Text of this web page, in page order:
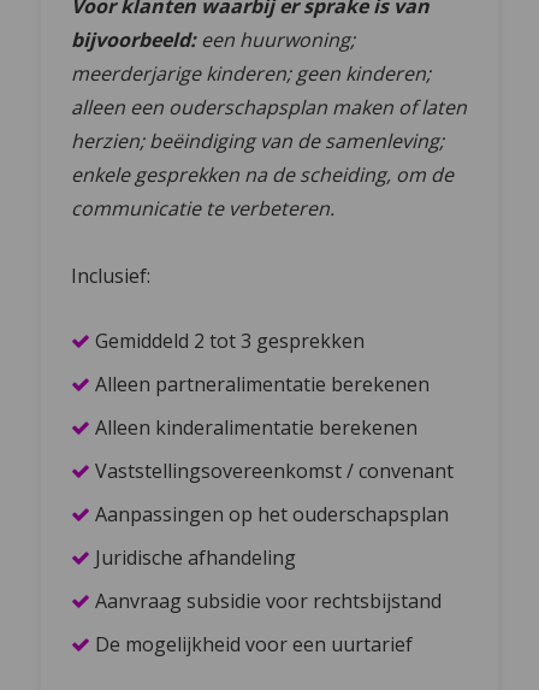
Voor klanten waarbij er sprake is van
bijvoorbeeld: een huurwoning;
meerderjarige kinderen; geen kinderen;
alleen een ouderschapsplan maken of laten
herzien; beëindiging van de samenleving;
enkele gesprekken na de scheiding, om de
communicatie te verbeteren.
Inclusief:
Gemiddeld 2 tot 3 gesprekken
Alleen partneralimentatie berekenen
Alleen kinderalimentatie berekenen
Vaststellingsovereenkomst / convenant
Aanpassingen op het ouderschapsplan
Juridische afhandeling
Aanvraag subsidie voor rechtsbijstand
De mogelijkheid voor een uurtarief